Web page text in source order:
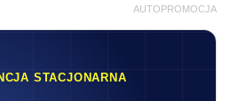
AUTOPROMOCJA
STACJONARNA